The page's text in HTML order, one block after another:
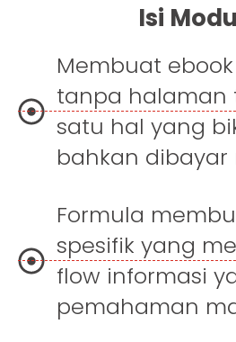
Isi
Membuat
tanpa halaman
satu hal yang
bahkan dibayar
Formula
spesifik yang
flow informasi
pemahaman